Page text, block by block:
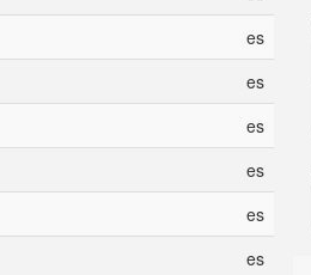
es
es
es
es
es
es